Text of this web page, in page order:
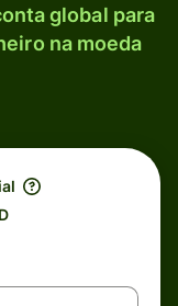
global para
na moeda